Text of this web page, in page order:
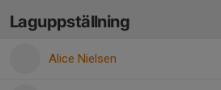
Laguppställning
Alice Nielsen